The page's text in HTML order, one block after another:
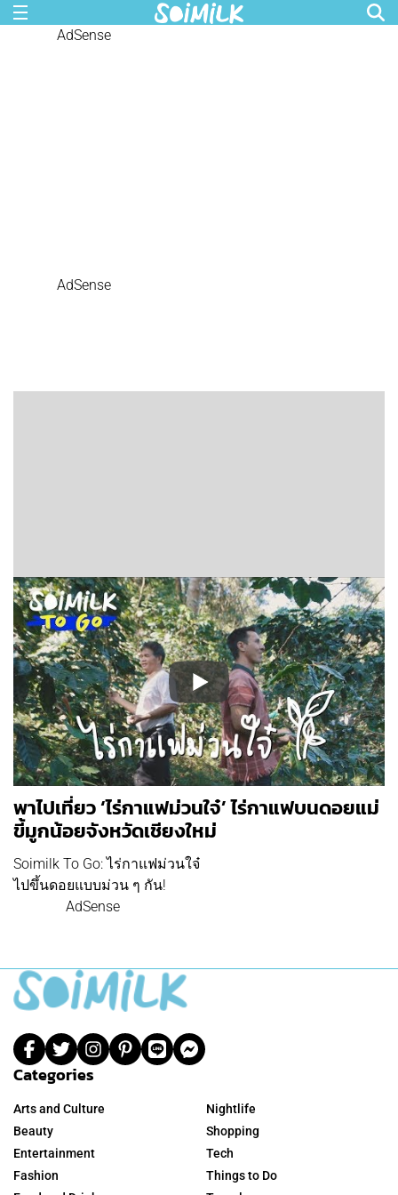
AdSense
AdSense
พาไปเที่ยว ‘ไร่กาแฟม่วนใจ๋’ ไร่กาแฟบนดอยแม่
ขี้มูกน้อยจังหวัดเชียงใหม่
Soimilk To Go: ไร่กาแฟม่วนใจ๋
ไปขึ้นดอยแบบม่วน ๆ กัน!
AdSense
Categories
Arts and Culture
Beauty
Entertainment
Fashion
Nightlife
Shopping
Tech
Things to Do